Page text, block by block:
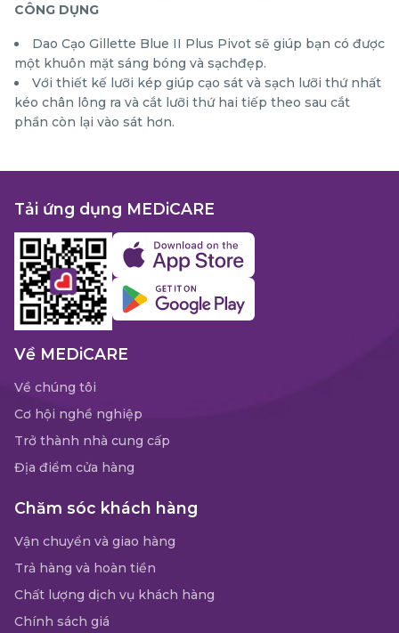
CÔNG DỤNG
Dao Cạo Gillette Blue II Plus Pivot sẽ giúp bạn có được
một khuôn mặt sáng bóng và sạchđẹp.
Với thiết kế lưỡi kép giúp cạo sát và sạch lưỡi thứ nhất
kéo chân lông ra và cắt lưỡi thứ hai tiếp theo sau cắt
phần còn lại vào sát hơn.
Tải ứng dụng MEDiCARE
Về MEDiCARE
Về chúng tôi
Cơ hội nghề nghiệp
Trở thành nhà cung cấp
Địa điểm cửa hàng
Chăm sóc khách hàng
Vận chuyển và giao hàng
Trả hàng và hoàn tiền
Chất lượng dịch vụ khách hàng
Chính sách giá